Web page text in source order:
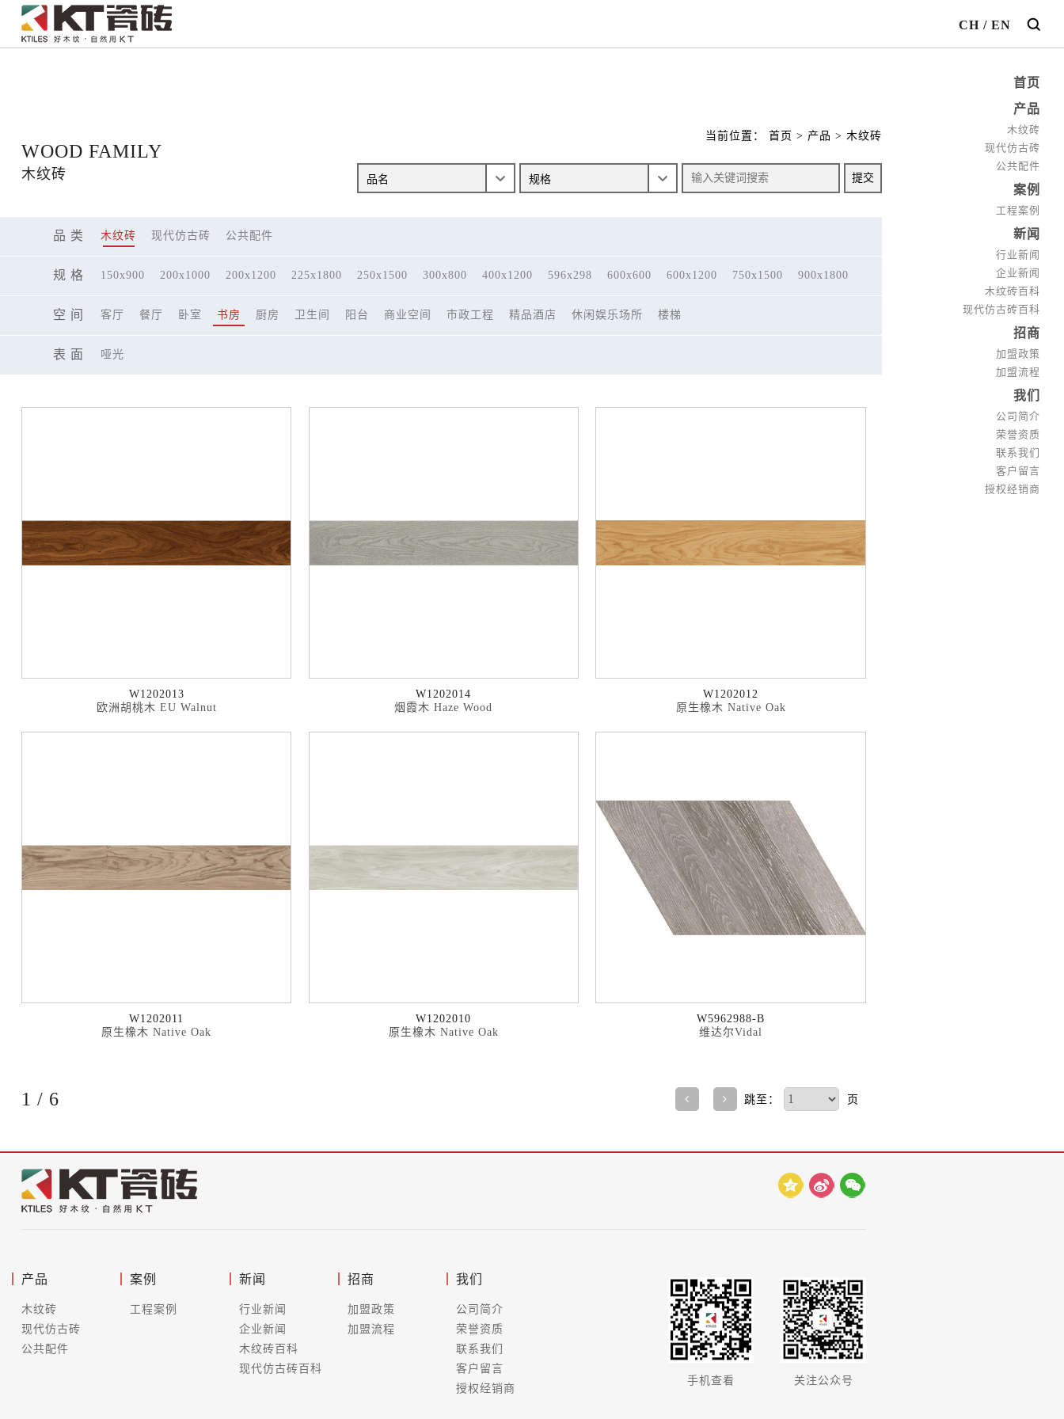
CH /EN
首页
产品
木纹砖
现代仿古砖
公共配件
案例
工程案例
新闻
行业新闻
企业新闻
木纹砖百科
现代仿古砖百科
招商
加盟政策
加盟流程
我们
公司简介
荣誉资质
联系我们
客户留言
授权经销商
121312
WOOD FAMILY
木纹砖
当前位置： 首页 > 产品 > 木纹砖
品 类 木纹砖 现代仿古砖 公共配件
规 格 150x900 200x1000 200x1200 225x1800 250x1500 300x800 400x1200 596x298 600x600 600x1200 750x1500 900x1800
空 间 客厅 餐厅 卧室 书房 厨房 卫生间 阳台 商业空间 市政工程 精品酒店 休闲娱乐场所 楼梯
表 面 哑光
W1202013
欧洲胡桃木 EU Walnut
W1202014
烟霞木 Haze Wood
W1202012
原生橡木 Native Oak
W1202011
原生橡木 Native Oak
W1202010
原生橡木 Native Oak
W5962988-B
维达尔Vidal
1 / 6 跳至： 页
产品
木纹砖
现代仿古砖
公共配件
案例
工程案例
新闻
行业新闻
企业新闻
木纹砖百科
现代仿古砖百科
招商
加盟政策
加盟流程
我们
公司简介
荣誉资质
联系我们
客户留言
授权经销商
手机查看 关注公众号